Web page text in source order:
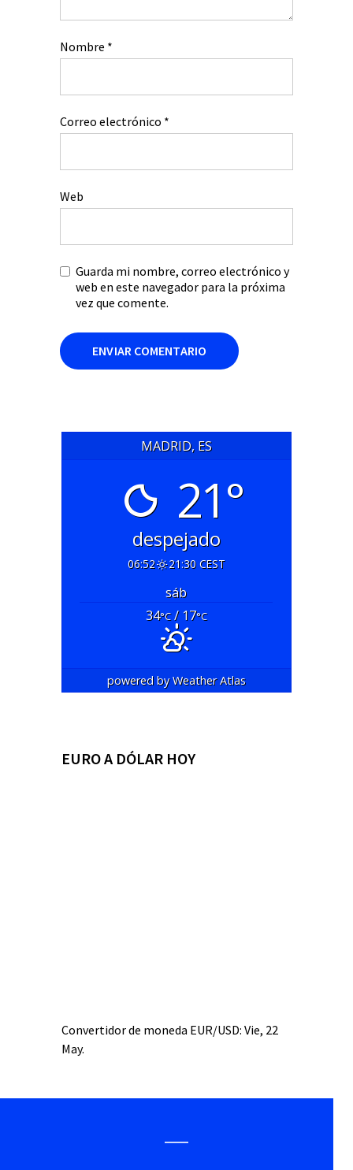
Nombre *
Correo electrónico *
Web
Guarda mi nombre, correo electrónico y
web en este navegador para la próxima
vez que comente.
MADRID, ES
21°
despejado
06:52 21:30 CEST
sáb
34°C/ 17°C
powered byWeather Atlas
EURO A DÓLAR HOY
Convertidor de moneda EUR/USD: Vie, 22
May.